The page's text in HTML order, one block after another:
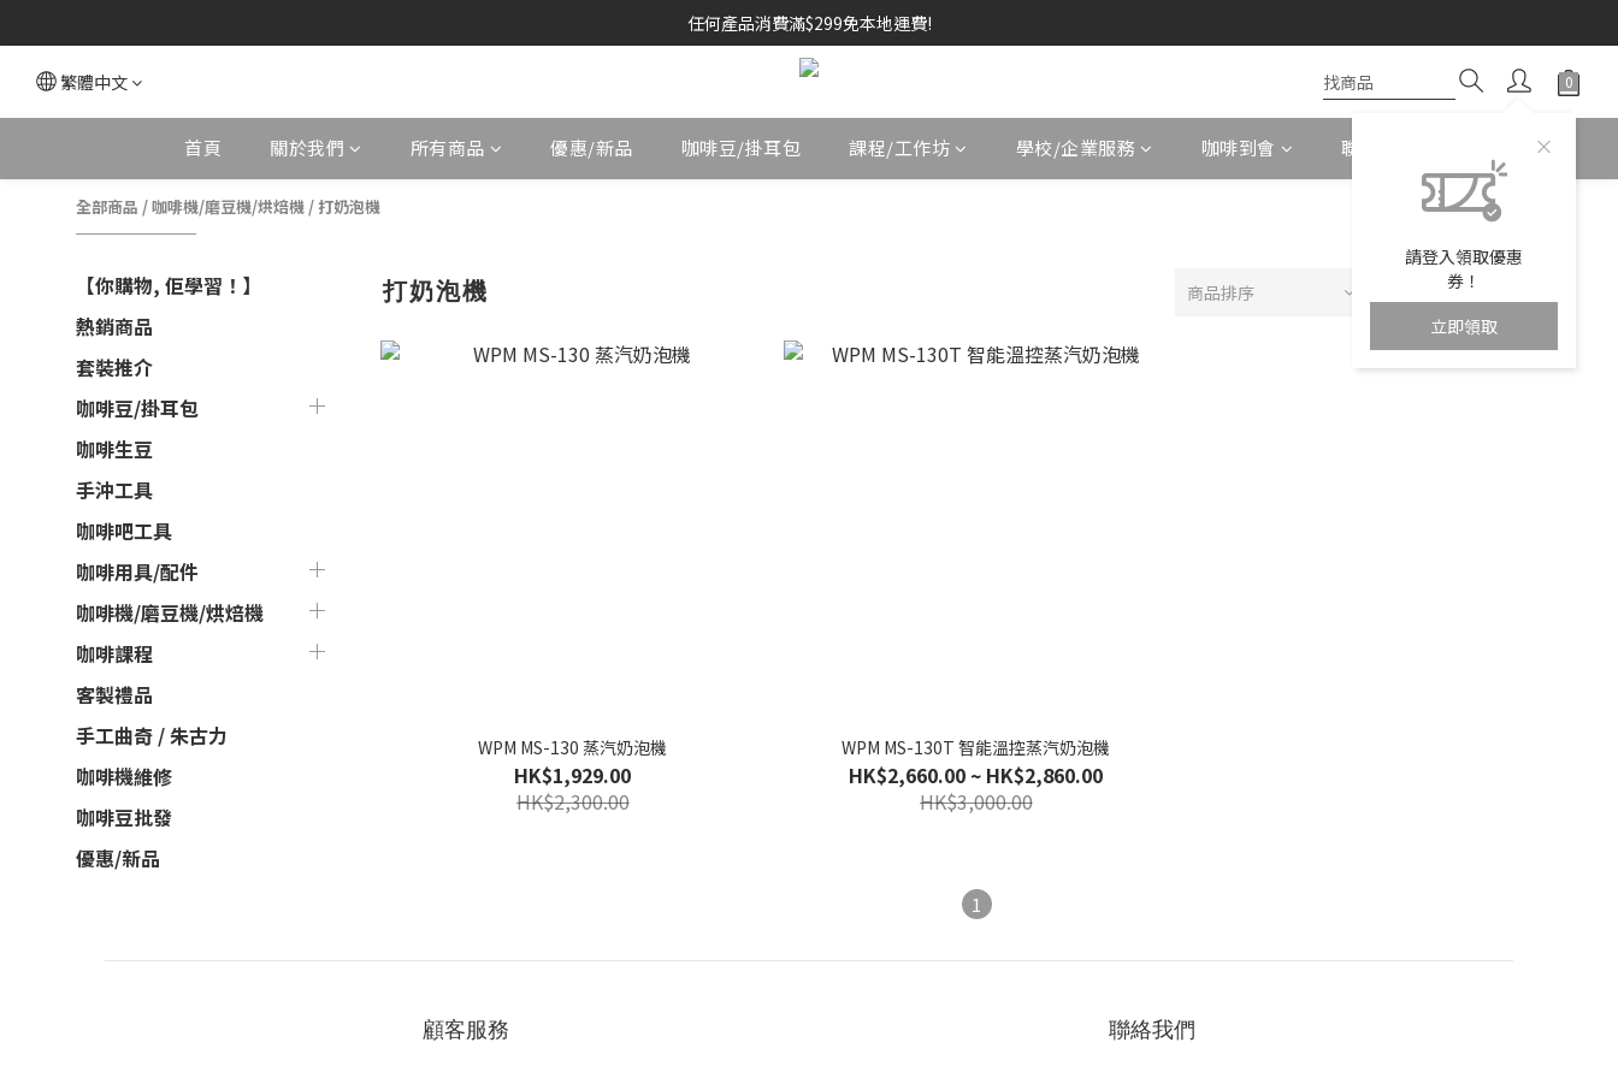
任何產品消費滿$299免本地運費!
繁體中文
請登入領取優惠
券！
立即領取
首頁 關於我們 所有商品 優惠/新品 咖啡豆/掛耳包 課程/工作坊 學校/企業服務 咖啡到會 聯絡我們
全部商品 /咖啡機/磨豆機/烘焙機 /打奶泡機
【你購物, 佢學習！】
熱銷商品
套裝推介
咖啡豆/掛耳包
咖啡生豆
手沖工具
咖啡吧工具
咖啡用具/配件
咖啡機/磨豆機/烘焙機
咖啡課程
客製禮品
手工曲奇 / 朱古力
咖啡機維修
咖啡豆批發
優惠/新品
打奶泡機 商品排序 每頁顯示 24 個
WPM MS-130 蒸汽奶泡機
HK$1,929.00
HK$2,300.00
WPM MS-130T 智能溫控蒸汽奶泡機
HK$2,660.00 ~ HK$2,860.00
HK$3,000.00
1
顧客服務 聯絡我們